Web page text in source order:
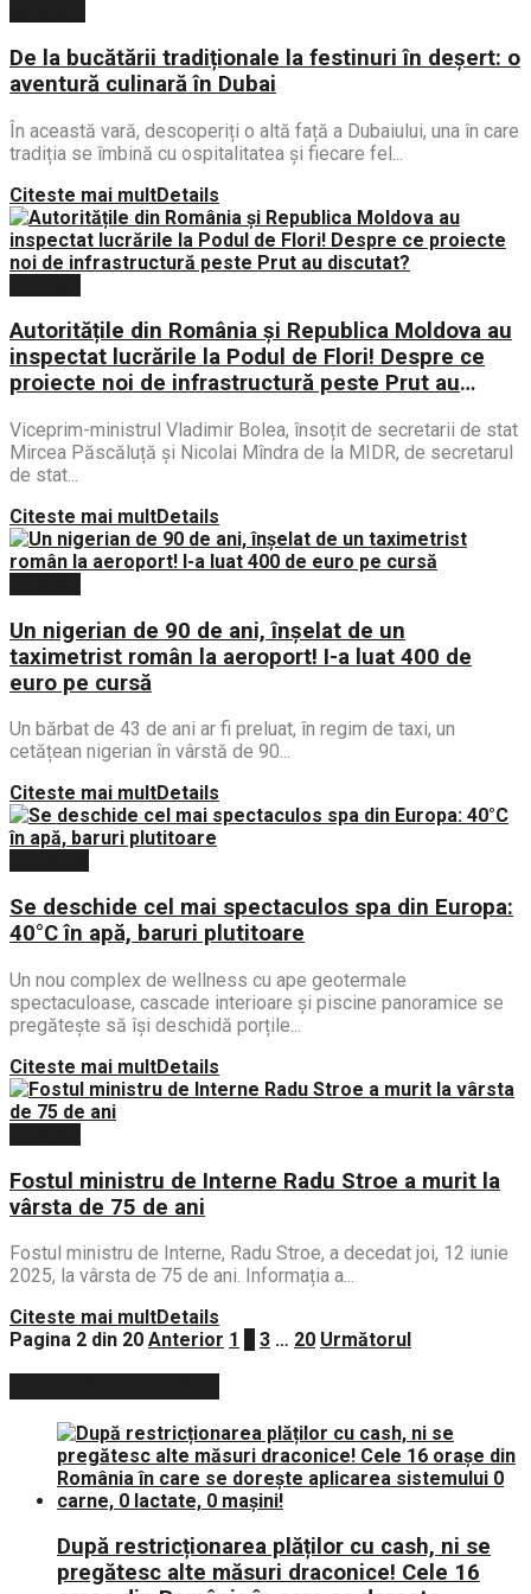
De la bucătării tradiționale la festinuri în deșert: o
aventură culinară în Dubai
În această vară, descoperiți o altă față a Dubaiului, una în care
tradiția se îmbină cu ospitalitatea și fiecare fel...
Citeste mai multDetails
Autoritățile din România și Republica Moldova au
inspectat lucrările la Podul de Flori! Despre ce
proiecte noi de infrastructură peste Prut au
Viceprim-ministrul Vladimir Bolea, însoțit de secretarii de stat
Mircea Păscăluță și Nicolai Mîndra de la MIDR, de secretarul
de stat...
Citeste mai multDetails
Un nigerian de 90 de ani, înșelat de un
taximetrist român la aeroport! I-a luat 400 de
euro pe cursă
Un bărbat de 43 de ani ar fi preluat, în regim de taxi, un
cetățean nigerian în vârstă de 90...
Citeste mai multDetails
Se deschide cel mai spectaculos spa din Europa:
40°C în apă, baruri plutitoare
Un nou complex de wellness cu ape geotermale
spectaculoase, cascade interioare și piscine panoramice se
pregătește să își deschidă porțile...
Citeste mai multDetails
Fostul ministru de Interne Radu Stroe a murit la
vârsta de 75 de ani
Fostul ministru de Interne, Radu Stroe, a decedat joi, 12 iunie
2025, la vârsta de 75 de ani. Informația a...
Citeste mai multDetails
Pagina 2 din 20 Anterior 1 3 … 20 Următorul
După restricționarea plăților cu cash, ni se
pregătesc alte măsuri draconice! Cele 16